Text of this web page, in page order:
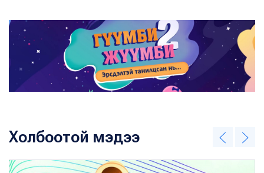
Холбоотой мэдээ